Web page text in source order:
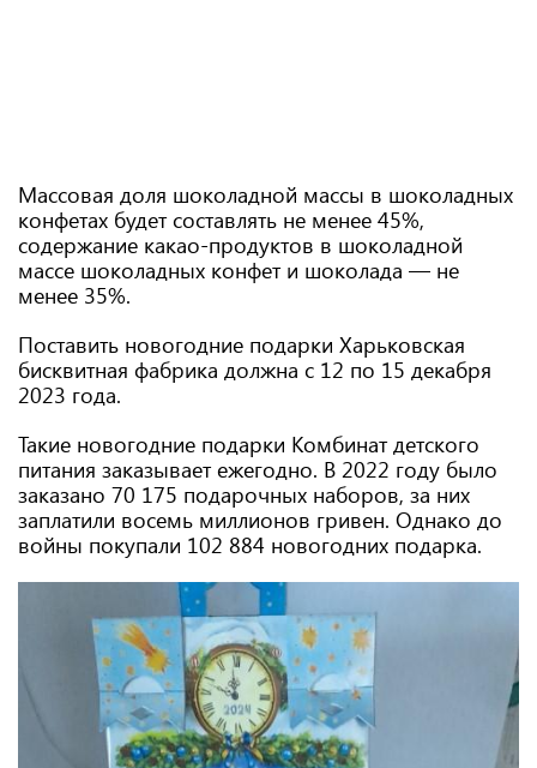
Массовая доля шоколадной массы в шоколадных
конфетах будет составлять не менее 45%,
содержание какао-продуктов в шоколадной
массе шоколадных конфет и шоколада — не
менее 35%.
Поставить новогодние подарки Харьковская
бисквитная фабрика должна с 12 по 15 декабря
2023 года.
Такие новогодние подарки Комбинат детского
питания заказывает ежегодно. В 2022 году было
заказано 70 175 подарочных наборов, за них
заплатили восемь миллионов гривен. Однако до
войны покупали 102 884 новогодних подарка.